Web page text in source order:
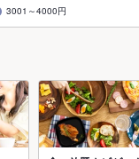
3001～4000円